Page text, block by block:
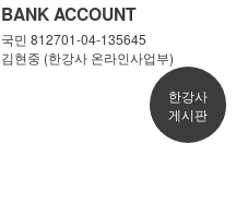
BANK ACCOUNT
국민 812701-04-135645
김현중 (한강사 온라인사업부)
한강사
게시판